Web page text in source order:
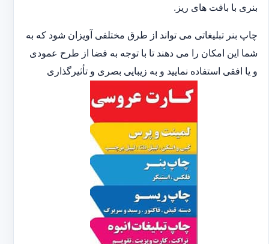
بنری با بافت های ریز.
چاپ بنر تبلیغاتی می تواند از طرق مختلفی آویزان شود که به
شما این امکان را می دهند تا با توجه به فضا از طرح عمودی
و یا افقی استفاده نمایید و به زیبایی بصری و تأثیرگذاری